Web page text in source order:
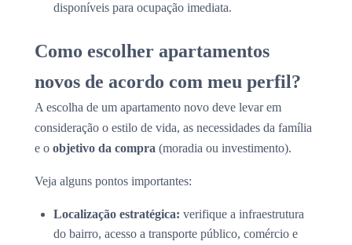
disponíveis para ocupação imediata.
Como escolher apartamentos
novos de acordo com meu perfil?
A escolha de um apartamento novo deve levar em
consideração o estilo de vida, as necessidades da família
e o objetivo da compra (moradia ou investimento).
Veja alguns pontos importantes:
Localização estratégica: verifique a infraestrutura
do bairro, acesso a transporte público, comércio e